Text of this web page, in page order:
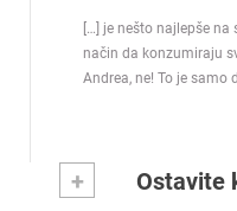
[…] je nešto najlepše
način da konzumiraju
Andrea, ne! To je samo
+ Ostavite